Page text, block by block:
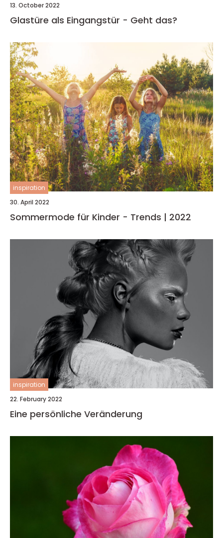
13. October 2022
Glastüre als Eingangstür - Geht das?
inspiration
30. April 2022
Sommermode für Kinder - Trends | 2022
inspiration
22. February 2022
Eine persönliche Veränderung